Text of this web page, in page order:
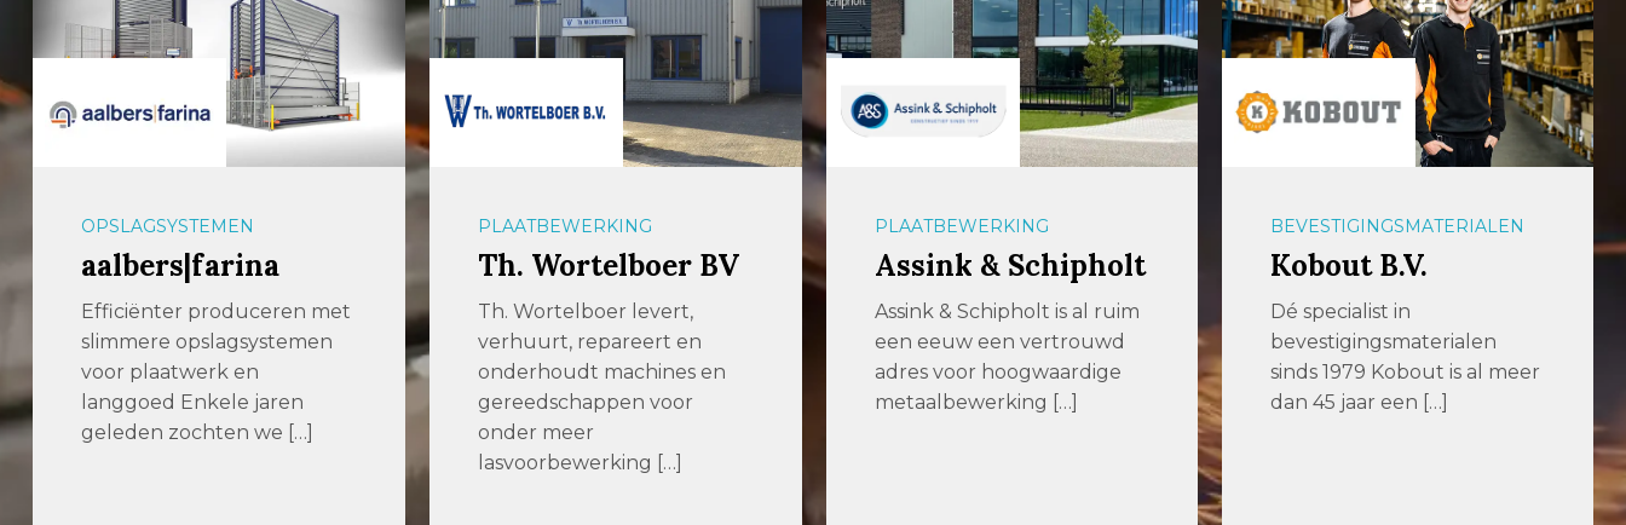
OPSLAGSYSTEMEN
aalbers|farina
Efficiënter produceren met
slimmere opslagsystemen
voor plaatwerk en
langgoed Enkele jaren
geleden zochten we […]
PLAATBEWERKING
Th. Wortelboer BV
Th. Wortelboer levert,
verhuurt, repareert en
onderhoudt machines en
gereedschappen voor
onder meer
lasvoorbewerking […]
PLAATBEWERKING
Assink & Schipholt
Assink & Schipholt is al ruim
een eeuw een vertrouwd
adres voor hoogwaardige
metaalbewerking […]
BEVESTIGINGSMATERIALEN
Kobout B.V.
Dé specialist in
bevestigingsmaterialen
sinds 1979 Kobout is al meer
dan 45 jaar een […]